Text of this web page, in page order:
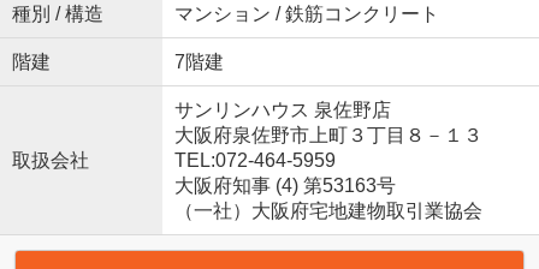
種別 / 構造 マンション / 鉄筋コンクリート
階建 7階建
取扱会社
サンリンハウス 泉佐野店
大阪府泉佐野市上町３丁目８－１３
TEL:072-464-5959
大阪府知事 (4) 第53163号
（一社）大阪府宅地建物取引業協会